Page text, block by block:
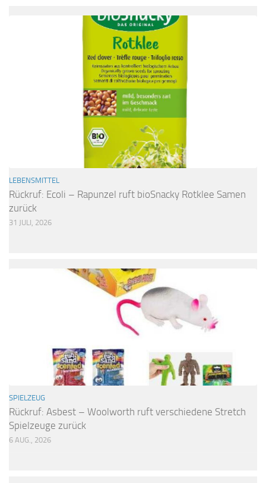
LEBENSMITTEL
Rückruf: Ecoli – Rapunzel ruft bioSnacky Rotklee Samen
zurück
31 JULI, 2026
SPIELZEUG
Rückruf: Asbest – Woolworth ruft verschiedene Stretch
Spielzeuge zurück
6 AUG., 2026